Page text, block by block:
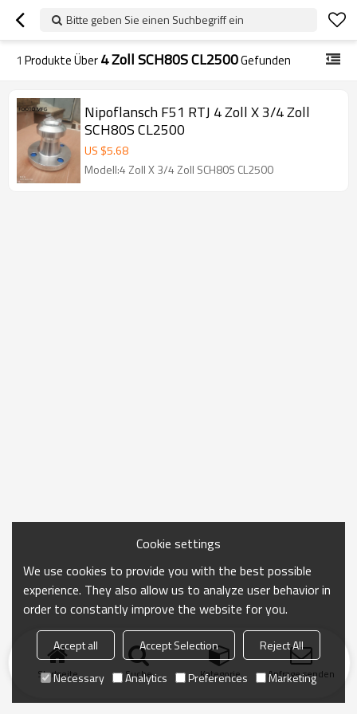
Bitte geben Sie einen Suchbegriff ein
1 Produkte Über4 Zoll SCH80S CL2500Gefunden
Nipoflansch F51 RTJ 4 Zoll X 3/4 Zoll
SCH80S CL2500
US $5.68
Modell:4 Zoll X 3/4 Zoll SCH80S CL2500
Startseite Suche Kategorie Anfrage senden
Cookie settings
We use cookies to provide you with the best possible
experience. They also allow us to analyze user behavior in
order to constantly improve the website for you.
Accept all Accept Selection
Reject All
Necessary
Analytics Preferences Marketing